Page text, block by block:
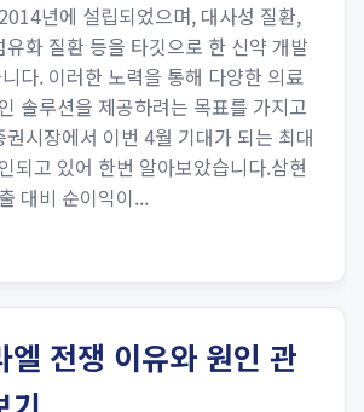
년에 설립되었으며, 대사성 질환,
화 질환 등을 타깃으로 한 신약 개발
다. 이러한 노력을 통해 다양한 의료
솔루션을 제공하려는 목표를 가지고
시장에서 이번 4월 기대가 되는 최대
되고 있어 한번 알아보았습니다.삼현
대비 순이익이...
엘 전쟁 이유와 원인 관